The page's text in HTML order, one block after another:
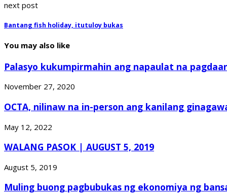
next post
Bantang fish holiday, itutuloy bukas
You may also like
Palasyo kukumpirmahin ang napaulat na
November 27, 2020
OCTA, nilinaw na in-person ang kanilang
May 12, 2022
WALANG PASOK | AUGUST 5, 2019
August 5, 2019
Muling buong pagbubukas ng ekonomiya ng